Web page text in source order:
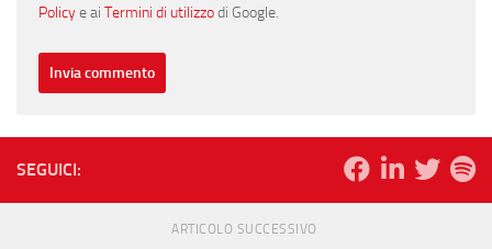
Policye ai Termini di utilizzodi Google.
SEGUICI:
ARTICOLO SUCCESSIVO